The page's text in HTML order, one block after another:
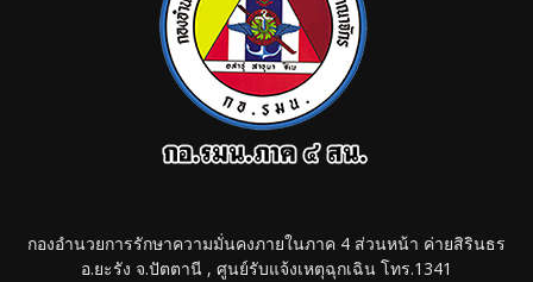
กองอำนวยการรักษาความมั่นคงภายในภาค 4 ส่วนหน้า ค่ายสิรินธร
อ.ยะรัง จ.ปัตตานี , ศูนย์รับแจ้งเหตุฉุกเฉิน โทร.1341